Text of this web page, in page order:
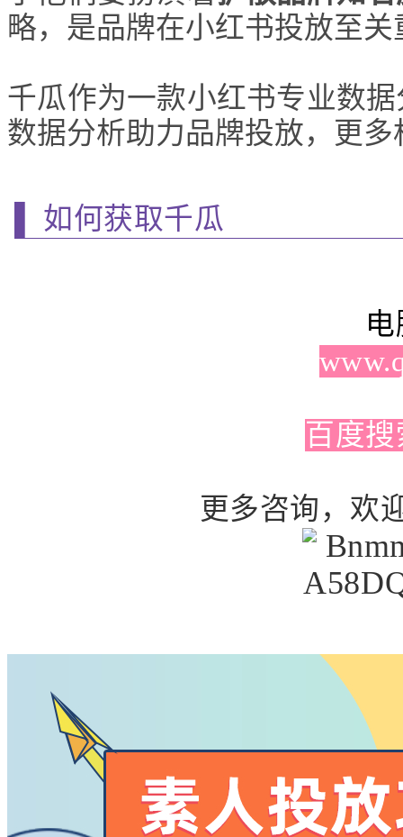
略，是品牌在小红书投放至
千瓜作为一款小红书专业数
数据分析助力品牌投放，更
▌ 如何获取千瓜
百度
更多咨询，欢